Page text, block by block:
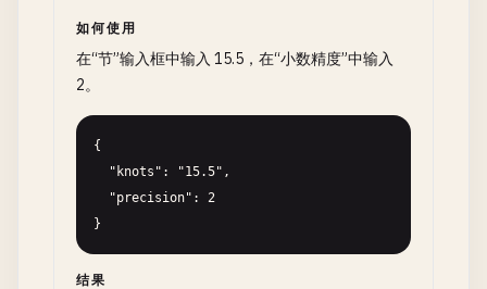
如何使用
在“节”输入框中输入 15.5，在“小数精度”中输入
2。
{
}
结果